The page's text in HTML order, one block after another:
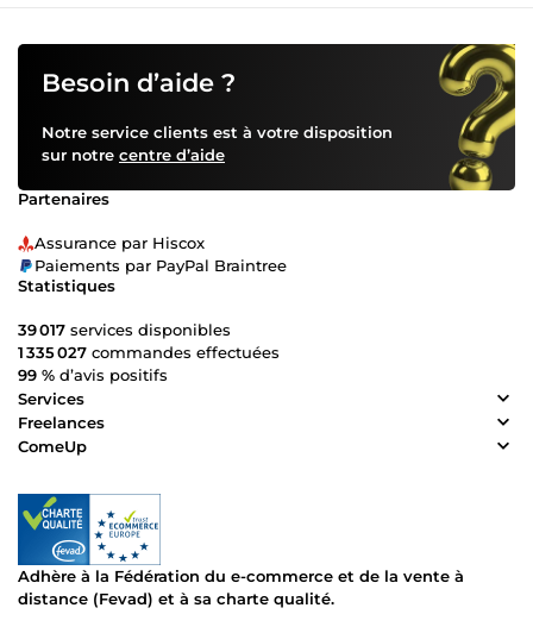
Besoin d’aide ?
Notre service clients est à votre disposition
sur notre centre d’aide
Partenaires
Assurance par Hiscox
Paiements par PayPal Braintree
Statistiques
39 017 services disponibles
1 335 027 commandes effectuées
99 % d’avis positifs
Services
Freelances
ComeUp
Adhère à la Fédération du e-commerce et de la vente à
distance (Fevad) et à sa charte qualité.